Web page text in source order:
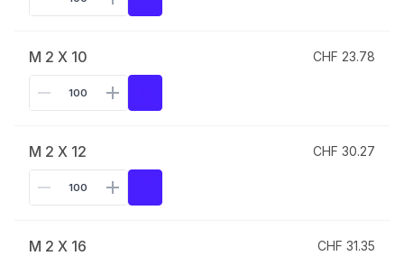
M 2 X 10 CHF 23.78
M 2 X 12 CHF 30.27
M 2 X 16 CHF 31.35